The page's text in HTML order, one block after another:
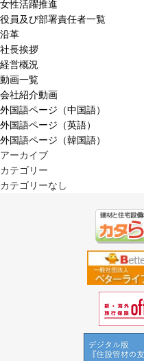
女性活躍推進
役員及び部署責任者一覧
沿革
社長挨拶
経営概況
動画一覧
会社紹介動画
外国語ページ（中国語）
外国語ページ（英語）
外国語ページ（韓国語）
アーカイブ
カテゴリー
カテゴリーなし